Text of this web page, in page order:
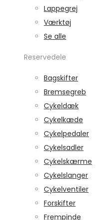
Lappegrej
Værktøj
Se alle
Reservedele
Bagskifter
Bremsegreb
Cykeldæk
Cykelkæde
Cykelpedaler
Cykelsadler
Cykelskærme
Cykelslanger
Cykelventiler
Forskifter
Frempinde